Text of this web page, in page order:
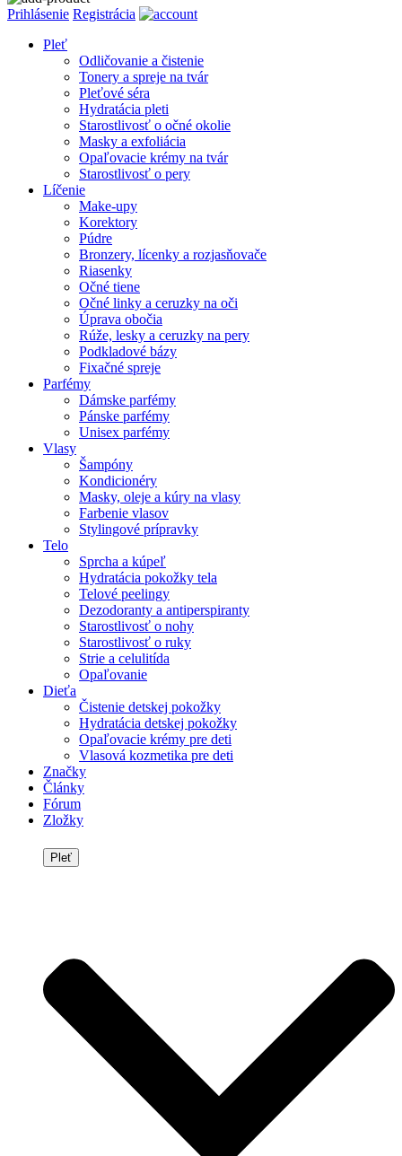
Prihlásenie Registrácia
Pleť
Odličovanie a čistenie
Tonery a spreje na tvár
Pleťové séra
Hydratácia pleti
Starostlivosť o očné okolie
Masky a exfoliácia
Opaľovacie krémy na tvár
Starostlivosť o pery
Líčenie
Make-upy
Korektory
Púdre
Bronzery, lícenky a rozjasňovače
Riasenky
Očné tiene
Očné linky a ceruzky na oči
Úprava obočia
Rúže, lesky a ceruzky na pery
Podkladové bázy
Fixačné spreje
Parfémy
Dámske parfémy
Pánske parfémy
Unisex parfémy
Vlasy
Šampóny
Kondicionéry
Masky, oleje a kúry na vlasy
Farbenie vlasov
Stylingové prípravky
Telo
Sprcha a kúpeľ
Hydratácia pokožky tela
Telové peelingy
Dezodoranty a antiperspiranty
Starostlivosť o nohy
Starostlivosť o ruky
Strie a celulitída
Opaľovanie
Dieťa
Čistenie detskej pokožky
Hydratácia detskej pokožky
Opaľovacie krémy pre deti
Vlasová kozmetika pre deti
Značky
Články
Fórum
Zložky
Pleť